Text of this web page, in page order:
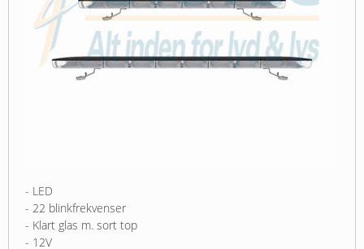
- LED
- 22 blinkfrekvenser
- Klart glas m. sort top
- 12V